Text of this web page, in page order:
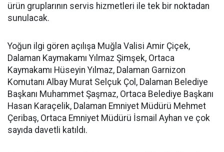
ürün gruplarının servis hizmetleri ile tek bir noktadan
sunulacak.
Yoğun ilgi gören açılışa Muğla Valisi Amir Çiçek,
Dalaman Kaymakamı Yılmaz Şimşek, Ortaca
Kaymakamı Hüseyin Yılmaz, Dalaman Garnizon
Komutanı Albay Murat Selçuk Çol, Dalaman Belediye
Başkanı Muhammet Şaşmaz, Ortaca Belediye Başkanı
Hasan Karaçelik, Dalaman Emniyet Müdürü Mehmet
Çeribaş, Ortaca Emniyet Müdürü İsmail Ayhan ve çok
sayıda davetli katıldı.